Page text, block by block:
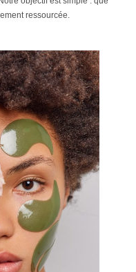
ressourcée.